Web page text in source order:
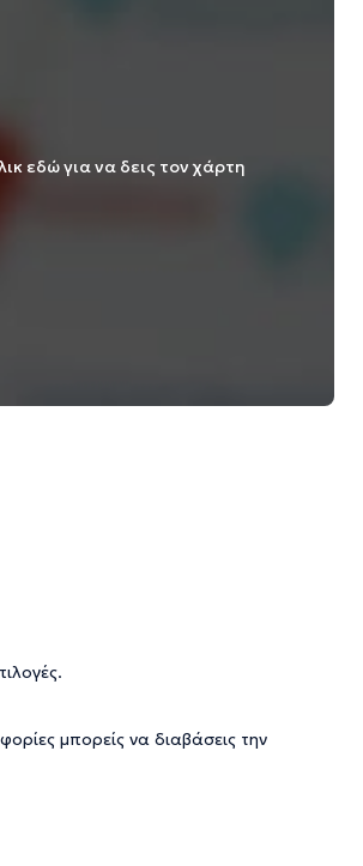
εδώ για να δεις τον χάρτη
μπορείς να διαβάσεις την